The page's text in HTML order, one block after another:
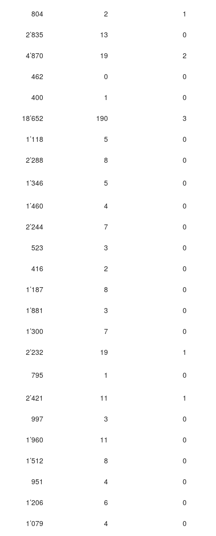
804 2 1
2’835 13 0
4’870 19 2
462 0 0
400 1 0
18’652 190 3
1’118 5 0
2’288 8 0
1’346 5 0
1’460 4 0
2’244 7 0
523 3 0
416 2 0
1’187 8 0
1’881 3 0
1’300 7 0
2’232 19 1
795 1 0
2’421 11 1
997 3 0
1’960 11 0
1’512 8 0
951 4 0
1’206 6 0
1’079 4 0